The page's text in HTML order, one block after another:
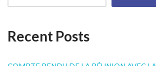
Recent Posts